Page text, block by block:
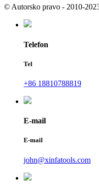
© Autorsko pravo - 2010-
Telefon
Tel
+86 18810788819
E-mail
E-mail
john@xinfatools.com